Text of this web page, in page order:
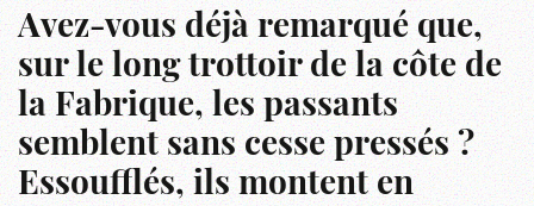
Avez-vous déjà remarqué que,
sur le long trottoir de la côte de
la Fabrique, les passants
semblent sans cesse pressés ?
Essoufflés, ils montent en